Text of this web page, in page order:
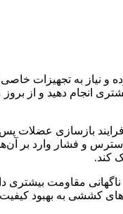
به تجهیزات خاصی
انجام دهید و از
بازسازی
و فشار وارد بر
کند.
مقاومت بیشتری
کششی به بهبود